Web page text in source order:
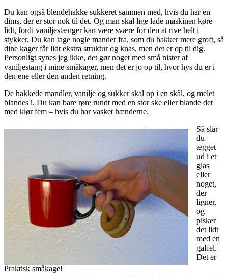
Du kan også blendehakke sukkeret sammen med, hvis du har en
dims, der er stor nok til det. Og man skal lige lade maskinen køre
lidt, fordi vaniljestænger kan være svære for den at rive helt i
stykker. Du kan tage nogle mander fra, som du hakker mere groft, så
dine kager får lidt ekstra struktur og knas, men det er op til dig.
Personligt synes jeg ikke, det gør noget med små nister af
vaniljestang i mine småkager, men det er jo op til, hvor hys du er i
den ene eller den anden retning.
De hakkede mandler, vanilje og sukker skal op i en skål, og melet
blandes i. Du kan bare røre rundt med en stor ske eller blande det
med klør fem – hvis du har vasket hænderne.
Praktisk småkage!
Så slår
du
ægget
ud i et
glas
eller
noget,
der
ligner,
og
pisker
det lidt
med en
gaffel.
Det er